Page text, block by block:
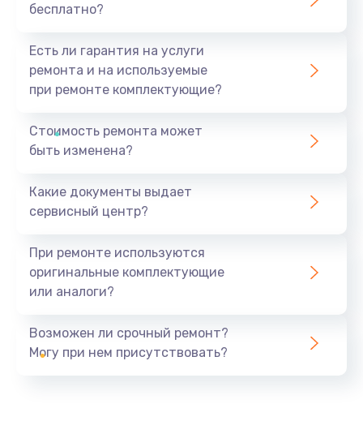
бесплатно?
Есть ли гарантия на услуги
ремонта и на используемые
при ремонте комплектующие?
Стоимость ремонта может
быть изменена?
Какие документы выдает
сервисный центр?
При ремонте используются
оригинальные комплектующие
или аналоги?
Возможен ли срочный ремонт?
Могу при нем присутствовать?